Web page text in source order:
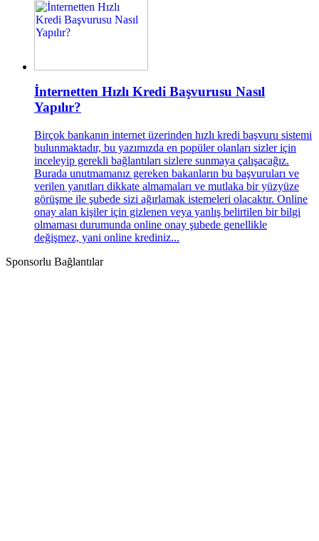
İnternetten Hızlı Kredi Başvurusu Nasıl
Yapılır?
Birçok bankanın internet üzerinden hızlı kredi başvuru sistemi
bulunmaktadır, bu yazımızda en popüler olanları sizler için
inceleyip gerekli bağlantıları sizlere sunmaya çalışacağız.
Burada unutmamanız gereken bakanların bu başvuruları ve
verilen yanıtları dikkate almamaları ve mutlaka bir yüzyüze
görüşme ile şubede sizi ağırlamak istemeleri olacaktır. Online
onay alan kişiler için gizlenen veya yanlış belirtilen bir bilgi
olmaması durumunda online onay şubede genellikle
değişmez, yani online krediniz...
Sponsorlu Bağlantılar